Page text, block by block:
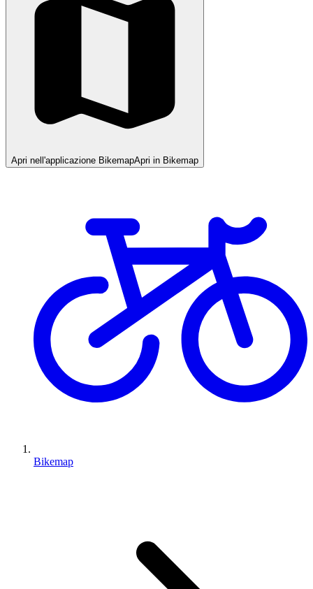
Apri nell'applicazione BikemapApri in Bikemap
Bikemap